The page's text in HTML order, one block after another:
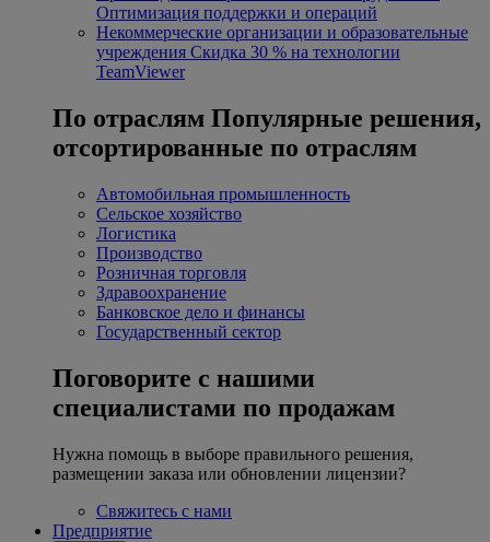
Оптимизация поддержки и операций
Некоммерческие организации и образовательные
учреждения Скидка 30 % на технологии
TeamViewer
По отраслям Популярные решения,
отсортированные по отраслям
Автомобильная промышленность
Сельское хозяйство
Логистика
Производство
Розничная торговля
Здравоохранение
Банковское дело и финансы
Государственный сектор
Поговорите с нашими
специалистами по продажам
Нужна помощь в выборе правильного решения,
размещении заказа или обновлении лицензии?
Свяжитесь с нами
Предприятие